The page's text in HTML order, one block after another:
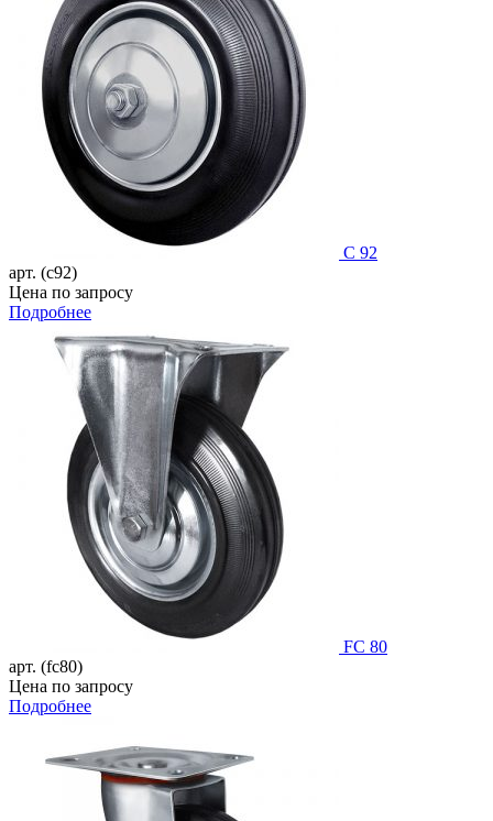
C 92
арт. (c92)
Цена по запросу
Подробнее
FC 80
арт. (fc80)
Цена по запросу
Подробнее